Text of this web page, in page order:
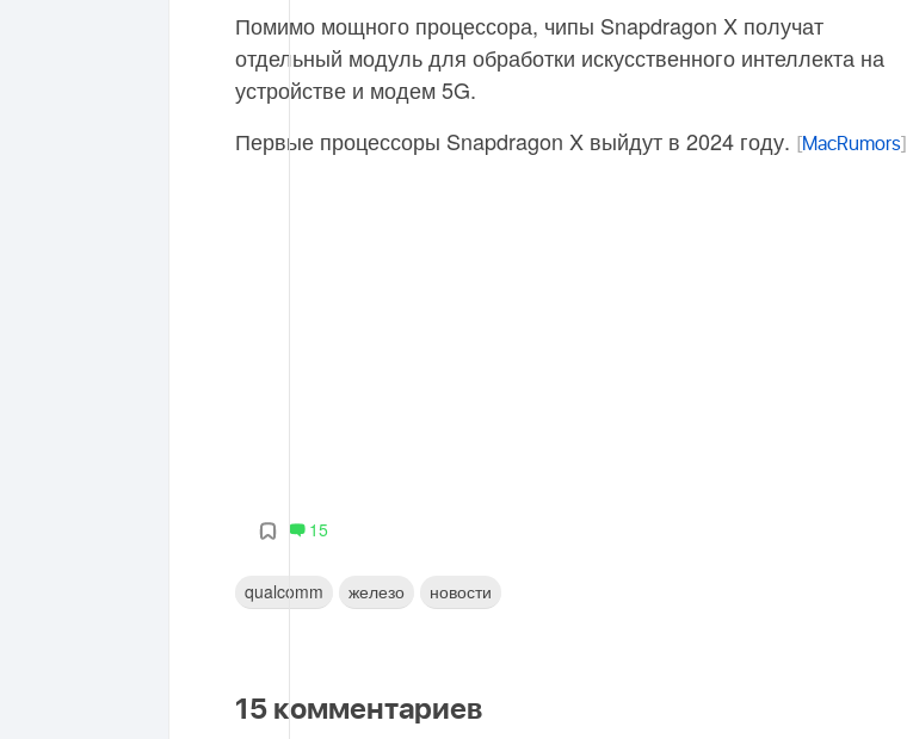
Помимо мощного процессора, чипы Snapdragon X получат
отдельный модуль для обработки искусственного интеллекта на
устройстве и модем 5G.
Первые процессоры Snapdragon X выйдут в 2024 году.
MacRumors
15
qualcomm железо новости
15 комментариев